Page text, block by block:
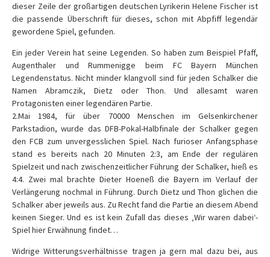
dieser Zeile der großartigen deutschen Lyrikerin Helene Fischer ist
die passende Überschrift für dieses, schon mit Abpfiff legendär
gewordene Spiel, gefunden.
Ein jeder Verein hat seine Legenden. So haben zum Beispiel Pfaff,
Augenthaler und Rummenigge beim FC Bayern München
Legendenstatus. Nicht minder klangvoll sind für jeden Schalker die
Namen Abramczik, Dietz oder Thon. Und allesamt waren
Protagonisten einer legendären Partie.
2.Mai 1984, für über 70000 Menschen im Gelsenkirchener
Parkstadion, wurde das DFB-Pokal-Halbfinale der Schalker gegen
den FCB zum unvergesslichen Spiel. Nach furioser Anfangsphase
stand es bereits nach 20 Minuten 2:3, am Ende der regulären
Spielzeit und nach zwischenzeitlicher Führung der Schalker, hieß es
4:4. Zwei mal brachte Dieter Hoeneß die Bayern im Verlauf der
Verlängerung nochmal in Führung. Durch Dietz und Thon glichen die
Schalker aber jeweils aus. Zu Recht fand die Partie an diesem Abend
keinen Sieger. Und es ist kein Zufall das dieses ‚Wir waren dabei‘-
Spiel hier Erwähnung findet…
Widrige Witterungsverhältnisse tragen ja gern mal dazu bei, aus